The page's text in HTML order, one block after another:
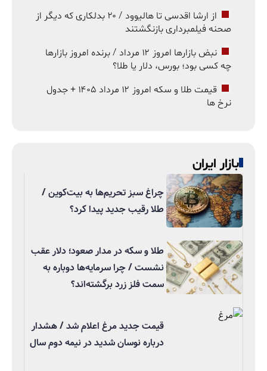
از ارشا اقدسی تا هالیوود / ۲۰ بدلکاری که دیگر از
صحنه فیلمبرداری بازنگشتند
نبض بازارها امروز ۱۲ مرداد / برنده امروز بازارها
چه کسی بود؛ بورس، دلار یا طلا؟
قیمت طلا و سکه امروز ۱۲ مرداد ۱۴۰۵ + جدول
نرخ ها
بازار ایران
چراغ سبز تحریم‌ها به بیت‌کوین /
طلا رقیب جدید پیدا کرد؟
طلا و سکه در مدار صعود؛ دلار عقب
نشست / چرا سرمایه‌ها دوباره به
سمت فلز زرد برگشته‌اند؟
قیمت جدید مرغ اعلام شد / هشدار
درباره نوسان شدید در نیمه دوم سال